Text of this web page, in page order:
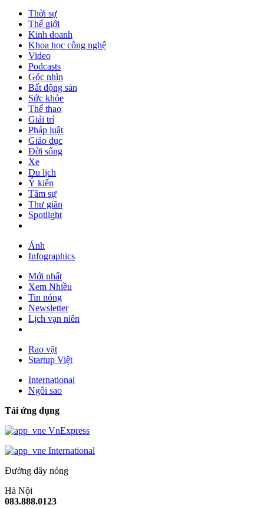
Thời sự
Thế giới
Kinh doanh
Khoa học công nghệ
Video
Podcasts
Góc nhìn
Bất động sản
Sức khỏe
Thể thao
Giải trí
Pháp luật
Giáo dục
Đời sống
Xe
Du lịch
Ý kiến
Tâm sự
Thư giãn
Spotlight
Ảnh
Infographics
Mới nhất
Xem Nhiều
Tin nóng
Newsletter
Lịch vạn niên
Rao vặt
Startup Việt
International
Ngôi sao
Tải ứng dụng
VnExpress
International
Đường dây nóng
Hà Nội
083.888.0123